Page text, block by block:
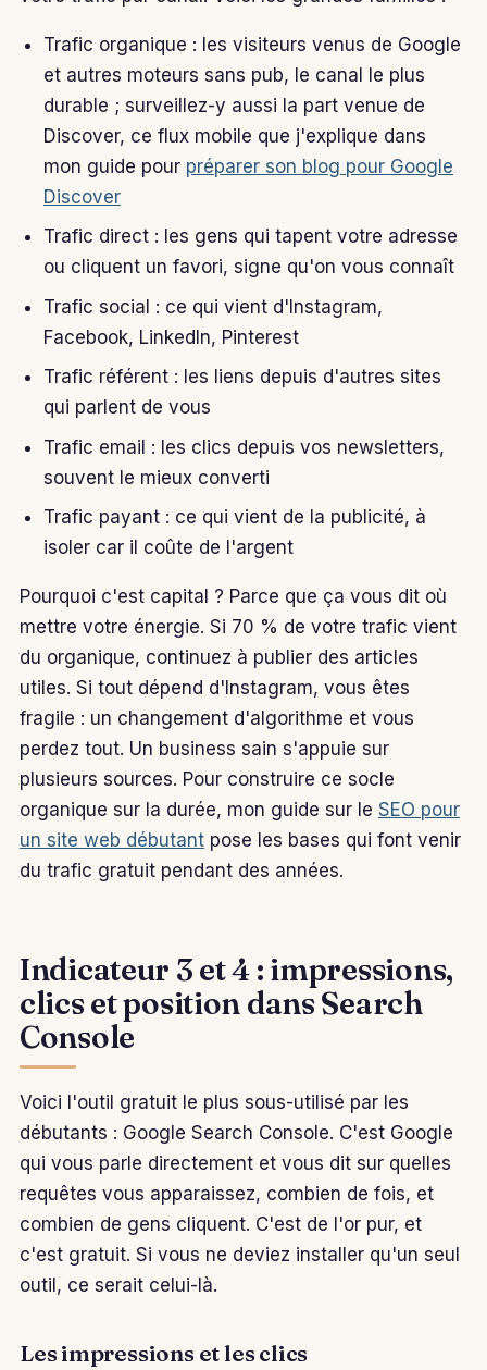
Trafic organique : les visiteurs venus de Google
et autres moteurs sans pub, le canal le plus
durable ; surveillez-y aussi la part venue de
Discover, ce flux mobile que j'explique dans
mon guide pour préparer son blog pour Google
Discover
Trafic direct : les gens qui tapent votre adresse
ou cliquent un favori, signe qu'on vous connaît
Trafic social : ce qui vient d'Instagram,
Facebook, LinkedIn, Pinterest
Trafic référent : les liens depuis d'autres sites
qui parlent de vous
Trafic email : les clics depuis vos newsletters,
souvent le mieux converti
Trafic payant : ce qui vient de la publicité, à
isoler car il coûte de l'argent
Pourquoi c'est capital ? Parce que ça vous dit où
mettre votre énergie. Si 70 % de votre trafic vient
du organique, continuez à publier des articles
utiles. Si tout dépend d'Instagram, vous êtes
fragile : un changement d'algorithme et vous
perdez tout. Un business sain s'appuie sur
plusieurs sources. Pour construire ce socle
organique sur la durée, mon guide sur le SEO pour
un site web débutantpose les bases qui font venir
du trafic gratuit pendant des années.
Indicateur 3 et 4 : impressions,
clics et position dans Search
Console
Voici l'outil gratuit le plus sous-utilisé par les
débutants : Google Search Console. C'est Google
qui vous parle directement et vous dit sur quelles
requêtes vous apparaissez, combien de fois, et
combien de gens cliquent. C'est de l'or pur, et
c'est gratuit. Si vous ne deviez installer qu'un seul
outil, ce serait celui-là.
Les impressions et les clics